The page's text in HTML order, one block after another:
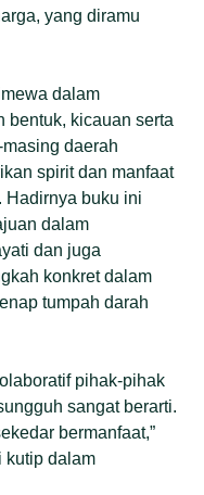
yang diramu
dalam
bentuk, kicauan serta
daerah
spirit dan manfaat
Hadirnya buku ini
dalam
dan juga
konkret dalam
tumpah darah
pihak-pihak
sangat berarti.
bermanfaat,”
kutip dalam